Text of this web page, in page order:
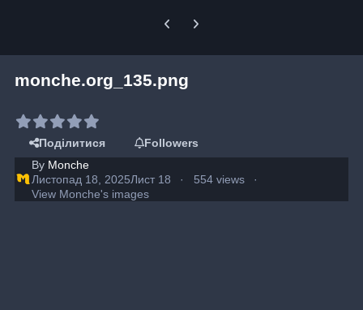
Previous carousel slide
Next carousel slide
monche.org_135.png
Поділитися
Followers
By Monche
Листопад 18, 2025Лист 18
554 views
View Monche's images